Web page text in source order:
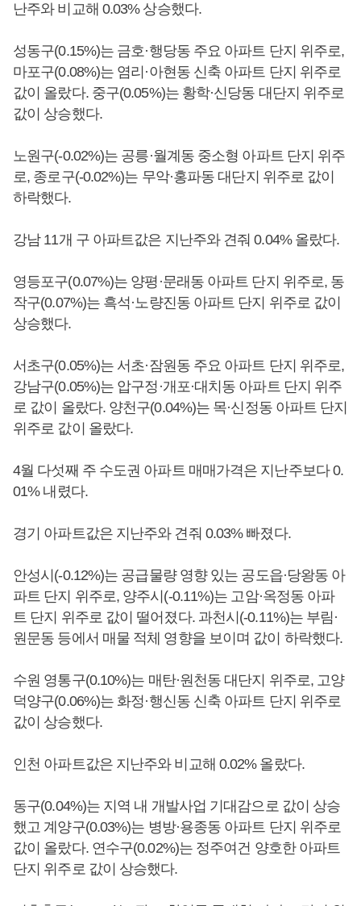
난주와 비교해 0.03% 상승했다.
성동구(0.15%)는 금호·행당동 주요 아파트 단지 위주로,
마포구(0.08%)는 염리·아현동 신축 아파트 단지 위주로
값이 올랐다. 중구(0.05%)는 황학·신당동 대단지 위주로
값이 상승했다.
노원구(-0.02%)는 공릉·월계동 중소형 아파트 단지 위주
로, 종로구(-0.02%)는 무악·홍파동 대단지 위주로 값이
하락했다.
강남 11개 구 아파트값은 지난주와 견줘 0.04% 올랐다.
영등포구(0.07%)는 양평·문래동 아파트 단지 위주로, 동
작구(0.07%)는 흑석·노량진동 아파트 단지 위주로 값이
상승했다.
서초구(0.05%)는 서초·잠원동 주요 아파트 단지 위주로,
강남구(0.05%)는 압구정·개포·대치동 아파트 단지 위주
로 값이 올랐다. 양천구(0.04%)는 목·신정동 아파트 단지
위주로 값이 올랐다.
4월 다섯째 주 수도권 아파트 매매가격은 지난주보다 0.
01% 내렸다.
경기 아파트값은 지난주와 견줘 0.03% 빠졌다.
안성시(-0.12%)는 공급물량 영향 있는 공도읍·당왕동 아
파트 단지 위주로, 양주시(-0.11%)는 고암·옥정동 아파
트 단지 위주로 값이 떨어졌다. 과천시(-0.11%)는 부림·
원문동 등에서 매물 적체 영향을 보이며 값이 하락했다.
수원 영통구(0.10%)는 매탄·원천동 대단지 위주로, 고양
덕양구(0.06%)는 화정·행신동 신축 아파트 단지 위주로
값이 상승했다.
인천 아파트값은 지난주와 비교해 0.02% 올랐다.
동구(0.04%)는 지역 내 개발사업 기대감으로 값이 상승
했고 계양구(0.03%)는 병방·용종동 아파트 단지 위주로
값이 올랐다. 연수구(0.02%)는 정주여건 양호한 아파트
단지 위주로 값이 상승했다.